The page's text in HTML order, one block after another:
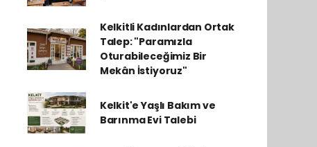
Kelkitli Kadınlardan Ortak
Talep: "Paramızla
Oturabileceğimiz Bir
Mekân İstiyoruz"
Kelkit'e Yaşlı Bakım ve
Barınma Evi Talebi